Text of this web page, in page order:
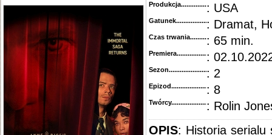
Produkcja.........................................
: USA
Gatunek...........................................
: Dramat,
Czas trwania......................................
: 65 min.
Premiera..........................................
:
Sezon.............................................
: 2
Epizod............................................
: 8
Twórcy...........................................
: Rolin
OPIS: Historia serialu